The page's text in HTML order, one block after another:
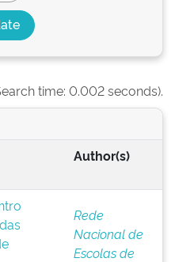
time: 0.002 seconds).
Author(s)
Rede
Nacional de
Escolas de